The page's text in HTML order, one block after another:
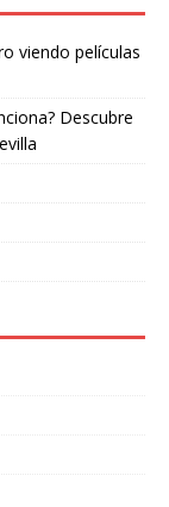
viendo películas
Descubre